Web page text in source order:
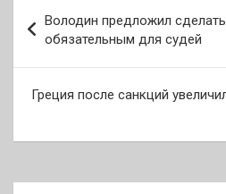
по
записям
Володин предложил
обязательным для судей
Греция после санкций